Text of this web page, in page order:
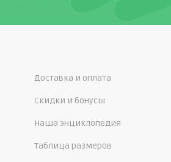
Доставка и оплата
Скидки и бонусы
Наша энциклопедия
Таблица размеров